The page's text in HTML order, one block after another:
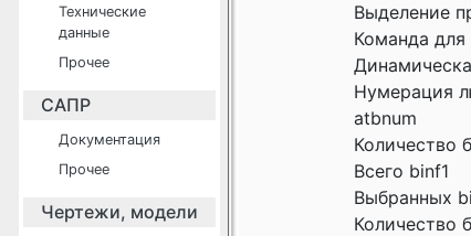
Технические
данные
Прочее
САПР
Документация
Прочее
Чертежи, модели
Выделение
Команда
Нумерация
atbnum
Количество
Всего binf1
Выбранных
Количество